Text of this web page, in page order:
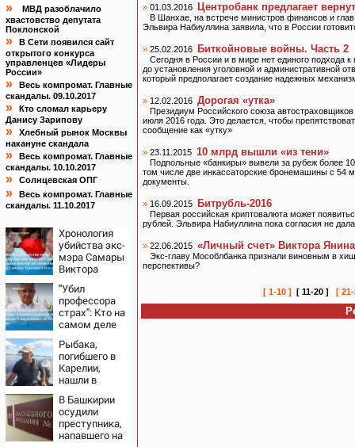
»
МВД разоблачило
хвастовство депутата
Поклонской
»
В Сети появился сайт
открытого конкурса
управленцев «Лидеры
России»
»
Весь компромат. Главные
скандалы. 09.10.2017
»
Кто сломал карьеру
Данису Зарипову
»
Хлебный рынок Москвы
накануне скандала
»
Весь компромат. Главные
скандалы. 10.10.2017
» Солнцевская ОПГ
»
Весь компромат. Главные
скандалы. 11.10.2017
Хронология
убийства экс-
мэра Самары
Виктора
жены: шесть
шокирующих
фактов, новые
подробности
"Убил
профессора
страх": Кто на
самом деле
смерти
ученого
Зезина,
остановившего
мальчишек на
поле с
горохом
Рыбака,
погибшего в
Карелии,
нашли в
жилете
В Башкирии
осудили
преступника,
напавшего на
» 01.03.2016 Центробанк предлагает
В Шанхае, на встрече министров финансов и
Эльвира Набиуллина заявила, что в России
» 25.02.2016 Биткойновые войны. Часть 2
Сегодня в России и в мире нет единого подхода
до установления уголовной и административной
который предполагает создание надежных
» 12.02.2016 Дорогая «утка»
Президиум Российского союза
июля 2016 года. Это делается, чтобы
сообщение как «утку»
» 23.11.2015 10 млрд вышли «из тени»
Подпольные «банкиры» вывели за рубеж более
том числе две инкассаторские бронемашины с 54
документы.
» 16.09.2015 Битрубль-2016
Первая российская криптовалюта может
рублей. Эльвира Набиуллина пока согласия не дала
» 22.06.2015 «Личный счет» Виктора Янина
Экс-главу Мособлбанка признали виновным в
перспективы?
[ 1-10 ] [ 11-20 ] [